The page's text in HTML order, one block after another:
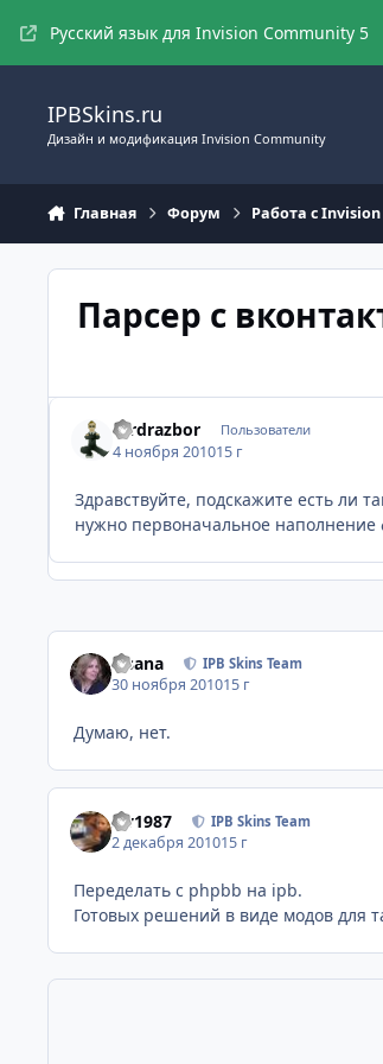
Русский язык для Invision Community 5
IPBSkins.ru
Дизайн и модификация Invision Community
Главная Форум Работа с
Парсер с
fordrazbor Пользователи
4 ноября 201015 г
Здравствуйте, подскажите есть ли
нужно первоначальное наполнение
Fisana IPB Skins Team
30 ноября 201015 г
Думаю, нет.
siv1987 IPB Skins Team
2 декабря 201015 г
Переделать с phpbb на ipb.
Готовых решений в виде модов для